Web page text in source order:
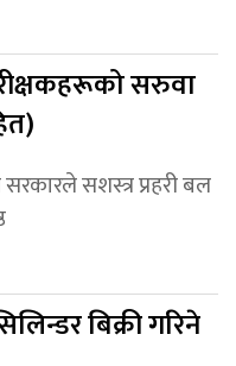
सरुवा
सशस्त्र प्रहरी बल
बिक्री गरिने